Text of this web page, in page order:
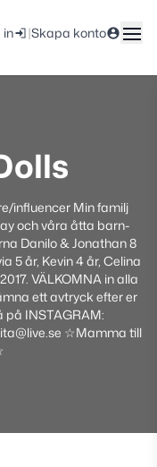
in |Skapa konto
influencer Min familj
och våra åtta barn-
Danilo & Jonathan 8
5 år, Kevin 4 år, Celina
VÄLKOMNA in alla
ett avtryck efter er
på INSTAGRAM:
☆Mamma till